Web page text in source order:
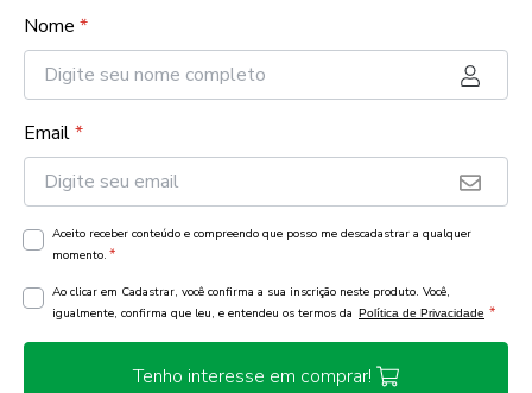
Nome *
Email*
Aceito receber conteúdo e compreendo que posso me descadastrar a qualquer
momento. *
Ao clicar em Cadastrar, você confirma a sua inscrição neste produto. Você,
igualmente, confirma que leu, e entendeu os termos da Política de Privacidade *
Tenho interesse em comprar!